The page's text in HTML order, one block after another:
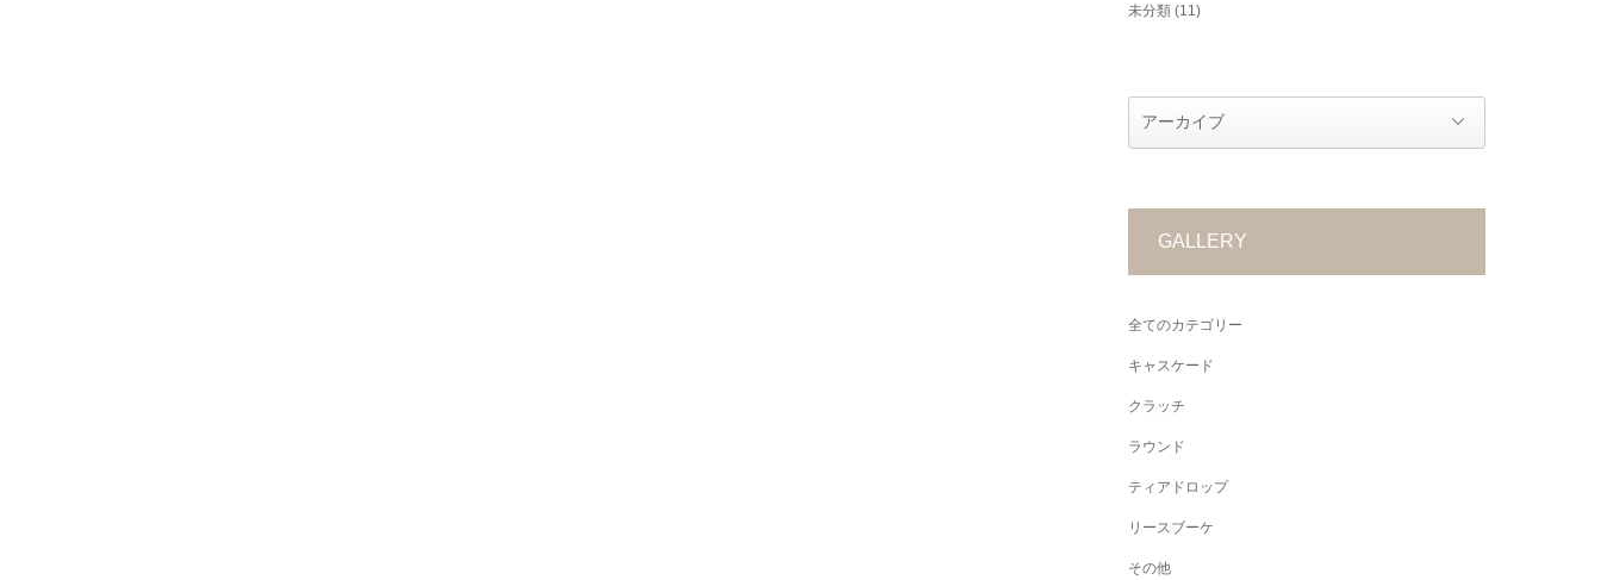
未分類 (11)
GALLERY
全てのカテゴリー
キャスケード
クラッチ
ラウンド
ティアドロップ
リースブーケ
その他